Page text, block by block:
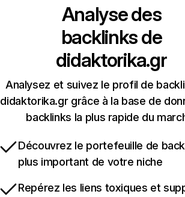
Analyse des
backlinks de
didaktorika.gr
Analysez et suivez le profil de
didaktorika.gr grâce à la base de
backlinks la plus rapide du
Découvrez le portefeuille de
plus important de votre niche
Repérez les liens toxiques et